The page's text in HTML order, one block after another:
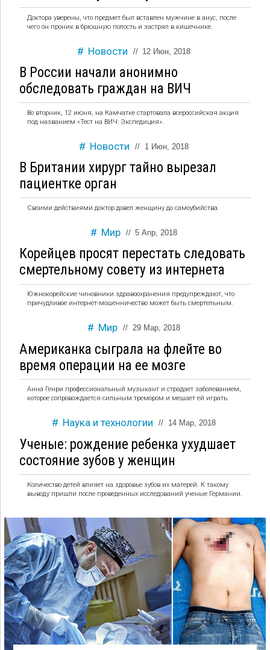
Доктора уверены, что предмет был вставлен мужчине в анус, после
чего он проник в брюшную полость и застрял в кишечнике.
Новости // 12 Июн, 2018
В России начали анонимно
обследовать граждан на ВИЧ
Во вторник, 12 июня, на Камчатке стартовала всероссийская акция
под названием «Тест на ВИЧ: Экспедиция».
Новости // 1 Июн, 2018
В Британии хирург тайно вырезал
пациентке орган
Своими действиями доктор довел женщину до самоубийства.
Мир // 5 Апр, 2018
Корейцев просят перестать следовать
смертельному совету из интернета
Южнокорейские чиновники здравоохранения предупреждают, что
причудливое интернет-мошенничество может быть смертельным.
Мир // 29 Мар, 2018
Американка сыграла на флейте во
время операции на ее мозге
Анна Генри профессиональный музыкант и страдает заболеванием,
которое сопровождается сильным тремором и мешает ей играть.
Наука и технологии // 14 Мар, 2018
Ученые: рождение ребенка ухудшает
состояние зубов у женщин
Количество детей влияет на здоровье зубов их матерей. К такому
выводу пришли после проведенных исследований ученые Германии.